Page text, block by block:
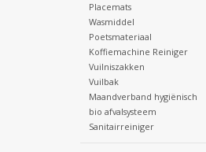
Placemats
Wasmiddel
Poetsmateriaal
Koffiemachine Reiniger
Vuilniszakken
Vuilbak
Maandverband hygiënisch
bio afvalsysteem
Sanitairreiniger